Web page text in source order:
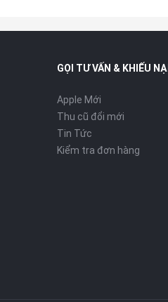
GỌI TƯ VẤN & KHIẾU NẠI
Apple Mới
Thu cũ đổi mới
Tin Tức
Kiểm tra đơn hàng